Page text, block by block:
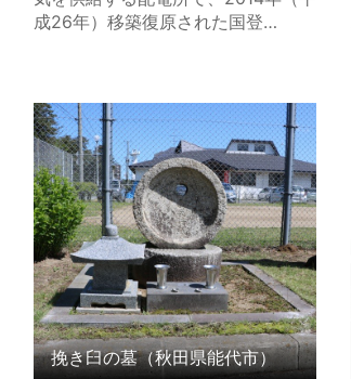
成26年）移築復原された国登…
挽き臼の墓（秋田県能代市） の詳細
はこちら
挽き臼の墓（秋田県能代市）